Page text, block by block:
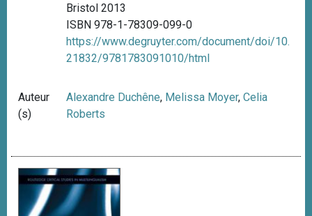
Bristol 2013
ISBN 978-1-78309-099-0
https://www.degruyter.com/document/doi/10.
21832/9781783091010/html
Auteur
(s)
Alexandre Duchêne, Melissa Moyer,Celia
Roberts